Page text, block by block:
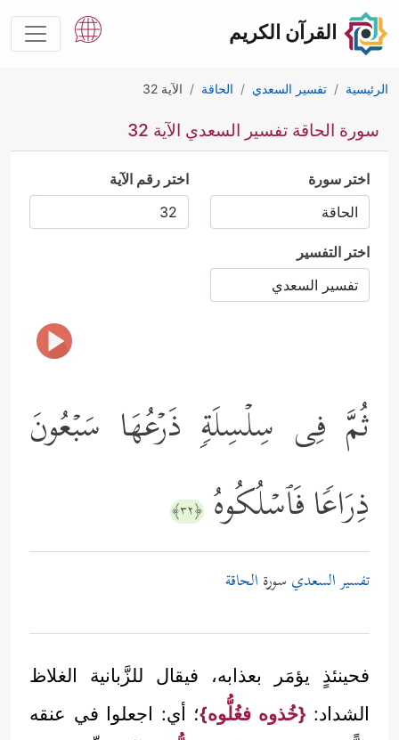
القرآن الكريم
الرئيسية تفسير السعدي الحاقة الآية 32
سورة الحاقة تفسير السعدي الآية 32
اختر سورة اختر رقم الآية
اختر التفسير
ثُمَّ فِی سِلۡسِلَةࣲ ذَرۡعُهَا سَبۡعُونَ
ذِرَاعࣰا فَٱسۡلُكُوهُ ﴿٣٢﴾
تفسير السعدي سورة الحاقة
فحينئذٍ يؤمَر بعذابه، فيقال للزَّبانية الغلاظ
الشداد: {خُذوه فغُلُّوه}؛ أي: اجعلوا في عنقه